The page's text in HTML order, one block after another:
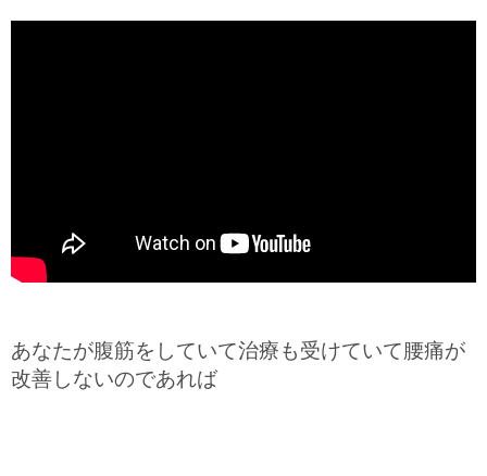
あなたが腹筋をしていて治療も受けていて腰痛が
改善しないのであれば